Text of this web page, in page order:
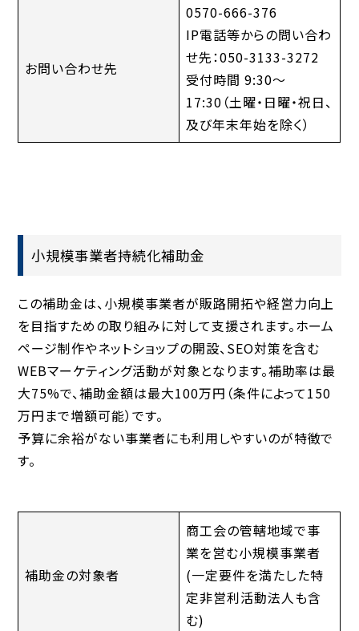
お問い合わせ先
0570-666-376
IP電話等からの問い合わ
せ先：050-3133-3272
受付時間 9:30〜
17:30（土曜・日曜・祝日、
及び年末年始を除く）
小規模事業者持続化補助金
この補助金は、小規模事業者が販路開拓や経営力向上
を目指すための取り組みに対して支援されます。ホーム
ページ制作やネットショップの開設、SEO対策を含む
WEBマーケティング活動が対象となります。補助率は最
大75%で、補助金額は最大100万円（条件によって150
万円まで増額可能）です。
予算に余裕がない事業者にも利用しやすいのが特徴で
す。
補助金の対象者
商工会の管轄地域で事
業を営む小規模事業者
(一定要件を満たした特
定非営利活動法人も含
む)